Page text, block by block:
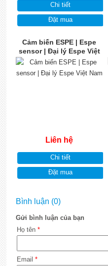
Chi tiết
Đặt mua
Cảm biến ESPE | Espe
sensor | Đại lý Espe Việt
Nam
Liên hệ
Chi tiết
Đặt mua
Bình luận (0)
Gửi bình luận của bạn
Họ tên *
Email *